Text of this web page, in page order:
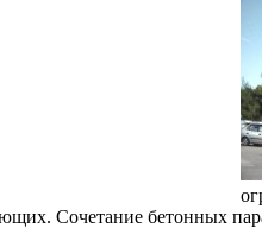
Сочетание бетонных